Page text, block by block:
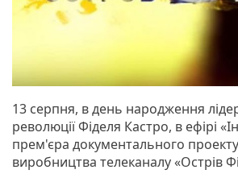
13 серпня, в день народження
революції Фіделя Кастро, в ефірі
прем'єра документального
виробництва телеканалу «Острів